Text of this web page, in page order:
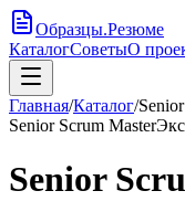
Образцы.Резюме
КаталогСоветыО
Главная/Каталог/
Senior Scrum Master
Senior